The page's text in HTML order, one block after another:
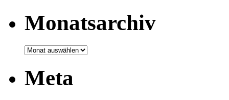
Monatsarchiv
Monatsarchiv
Meta